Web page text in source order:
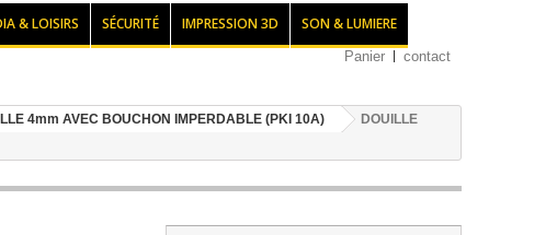
& LOISIRS SÉCURITÉ IMPRESSION 3D SON & LUMIERE
Panier contact
4mm AVEC BOUCHON IMPERDABLE (PKI 10A)
DOUILLE